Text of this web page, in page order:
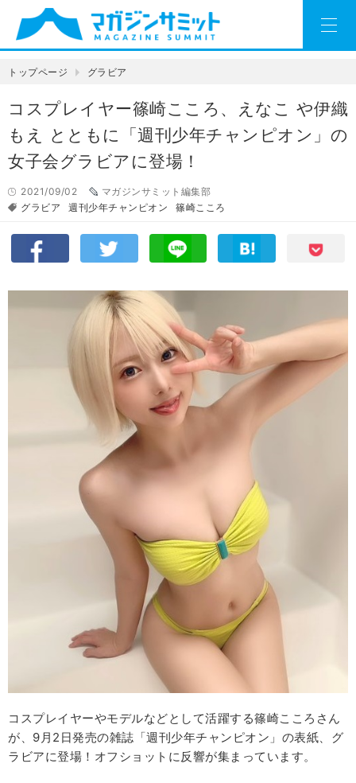
トップページ グラビア
コスプレイヤー篠崎こころ、えなこ や伊織
もえ とともに「週刊少年チャンピオン」の
女子会グラビアに登場！
2021/09/02
マガジンサミット編集部
グラビア
週刊少年チャンピオン 篠崎こころ
コスプレイヤーやモデルなどとして活躍する篠崎こころさん
が、9月2日発売の雑誌「週刊少年チャンピオン」の表紙、グ
ラビアに登場！オフショットに反響が集まっています。